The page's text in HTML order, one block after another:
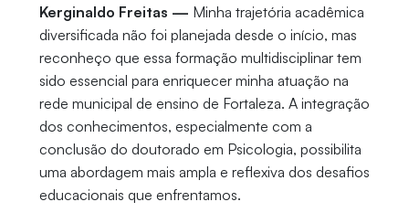
Kerginaldo Freitas — Minha trajetória acadêmica
diversificada não foi planejada desde o início, mas
reconheço que essa formação multidisciplinar tem
sido essencial para enriquecer minha atuação na
rede municipal de ensino de Fortaleza. A integração
dos conhecimentos, especialmente com a
conclusão do doutorado em Psicologia, possibilita
uma abordagem mais ampla e reflexiva dos desafios
educacionais que enfrentamos.